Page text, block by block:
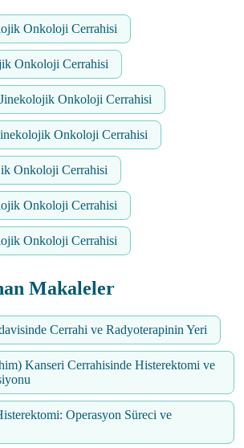
Onkoloji Cerrahisi
Onkoloji Cerrahisi
Onkoloji Cerrahisi
Onkoloji Cerrahisi
Onkoloji Cerrahisi
Onkoloji Cerrahisi
Onkoloji Cerrahisi
Makaleler
Cerrahi ve Radyoterapinin Yeri
Kanseri Cerrahisinde Histerektomi ve
Operasyon Süreci ve